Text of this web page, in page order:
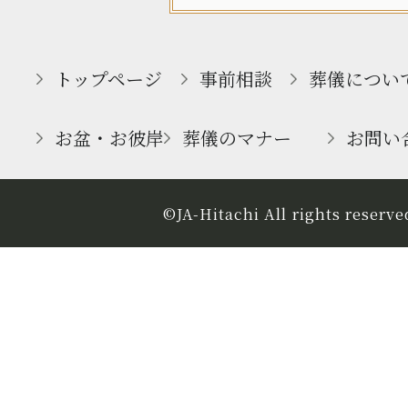
トップページ 事前相談 葬儀につい
お盆・お彼岸 葬儀のマナー お問い
©JA-Hitachi All rights